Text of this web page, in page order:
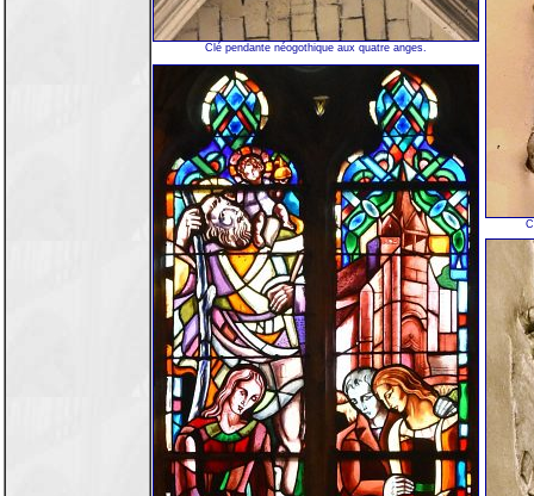
Clé pendante néogothique aux quatre anges.